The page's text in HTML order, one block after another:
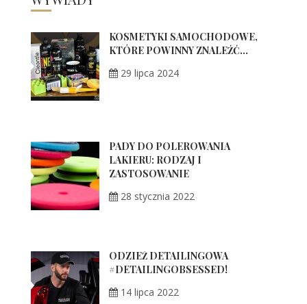
KOSMETYKI SAMOCHODOWE,
KTÓRE POWINNY ZNALEŹĆ...
29 lipca 2024
PADY DO POLEROWANIA
LAKIERU: RODZAJ I
ZASTOSOWANIE
28 stycznia 2022
ODZIEŻ DETAILINGOWA
#DETAILINGOBSESSED!
14 lipca 2022